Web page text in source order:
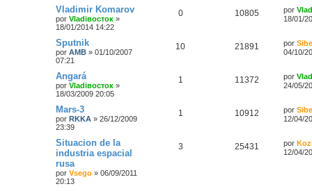
Vladimir Komarov
por Vladiвосток »
18/01/2014 14:22
0 10805 por
18/01/
Sputnik
por AMB » 01/10/2007
07:21
10 21891 por
04/10/
Angará
por Vladiвосток »
18/03/2009 20:05
1 11372 por
24/05/
Mars-3
por RKKA » 26/12/2009
23:39
1 10912 por
12/04/
Situacion de la
industria espacial
rusa
por Vsego » 06/09/2011
20:13
3 25431 por
12/04/